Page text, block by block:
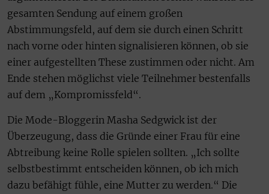
gesamten Sendung auf einem großen
Abstimmungsfeld, auf dem sie durch einen Schritt
nach vorne oder hinten signalisieren können, ob sie
einer aufgestellten These zustimmen oder nicht. Am
Ende stehen möglichst viele Teilnehmer bestenfalls
auf dem „Kompromissfeld“.
Die Mode-Bloggerin Masha Sedgwick ist der
Überzeugung, dass die Gründe einer Frau für eine
Abtreibung keine Rolle spielen sollten. „Ich sollte
selbstbestimmt entscheiden können, ob ich mich
dazu befähigt fühle, eine Mutter zu werden.“ Die